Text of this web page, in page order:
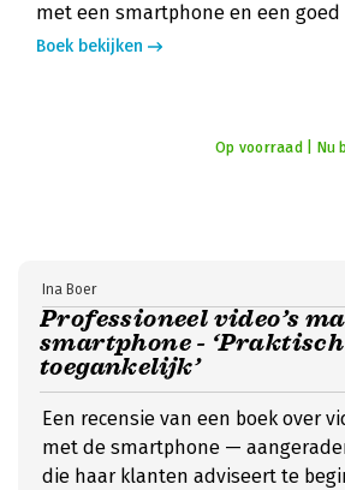
met een smartphone en een goed
Boek bekijken
Op voorraad | Nu
Professioneel video’s
smartphone -
toegankelijk’
Ina Boer
Een recensie van een boek over
met de smartphone —
die haar klanten adviseert te